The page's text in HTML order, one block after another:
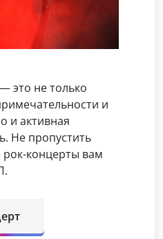
это не только
и
и активная
Не пропустить
концерты вам